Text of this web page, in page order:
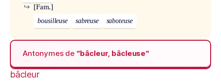
[Fam.]
↪
bousilleuse sabreuse saboteuse
Antonymes de “bâcleur, bâcleuse“
bâcleur